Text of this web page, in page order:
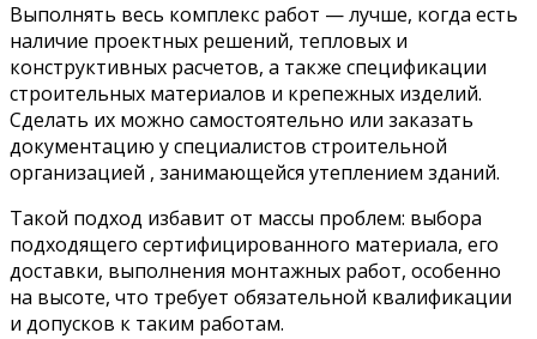
Выполнять весь комплекс работ — лучше, когда есть
наличие проектных решений, тепловых и
конструктивных расчетов, а также спецификации
строительных материалов и крепежных изделий.
Сделать их можно самостоятельно или заказать
документацию у специалистов строительной
организацией , занимающейся утеплением зданий.
Такой подход избавит от массы проблем: выбора
подходящего сертифицированного материала, его
доставки, выполнения монтажных работ, особенно
на высоте, что требует обязательной квалификации
и допусков к таким работам.